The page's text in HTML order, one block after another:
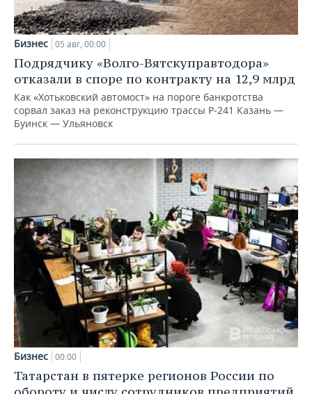
Бизнес 05 авг, 00:00
Подрядчику «Волго-Вятскуправтодора»
отказали в споре по контракту на 12,9 млрд
Как «Хотьковский автомост» на пороге банкротства
сорвал заказ на реконструкцию трассы Р‑241 Казань —
Буинск — Ульяновск
Бизнес 00:00
Татарстан в пятерке регионов России по